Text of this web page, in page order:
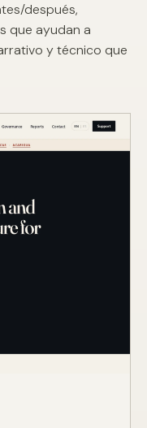
después,
que ayudan a
y técnico que